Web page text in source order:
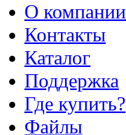
О компании
Контакты
Каталог
Поддержка
Где купить?
Файлы